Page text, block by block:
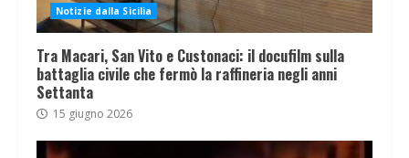
Notizie dalla Sicilia
Tra Macari, San Vito e Custonaci: il docufilm sulla
battaglia civile che fermò la raffineria negli anni
Settanta
15 giugno 2026